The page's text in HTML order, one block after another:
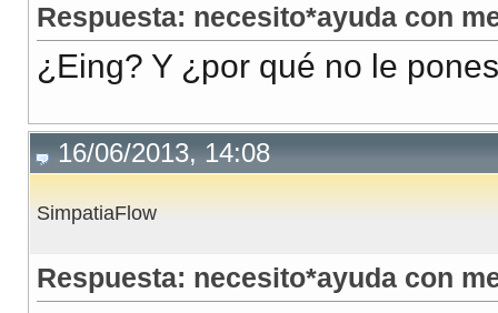
Respuesta: necesito*ayuda con
¿Eing? Y ¿por qué no le
16/06/2013, 14:08
SimpatiaFlow
Respuesta: necesito*ayuda con